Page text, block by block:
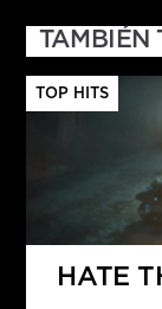
TAMBIÉN
TOP HITS
HATE